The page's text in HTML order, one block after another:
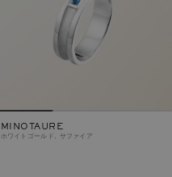
MINOTAURE
ホワイトゴールド, サファイア